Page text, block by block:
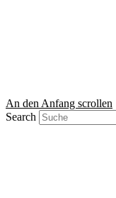
An den Anfang scrollen
Search